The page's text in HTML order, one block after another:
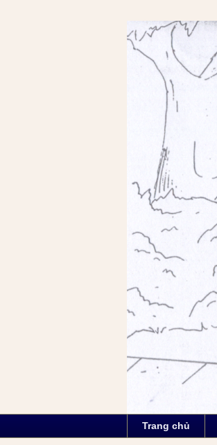
Trang chủ